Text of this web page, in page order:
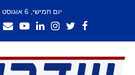
יום חמישי, 6 אוגוסט 2026